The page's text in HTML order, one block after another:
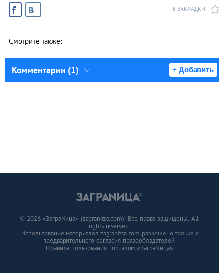
В ЗАКЛАДКИ
Смотрите также:
Комментарии (1) + Добавить
© 2026 «ЗаграNица» (zagranitsa.com). Все права защищены. All
rights reserved.
Использование материалов zagranitsa.com разрешено только с
предварительного согласия правообладателей.
Правила пользования порталом «ЗаграNица»